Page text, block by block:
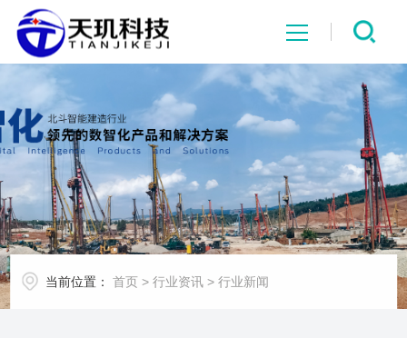
网站首页
系统中心
解决方案
项目案例
当前位置： 首页 >行业资讯 >行业新闻